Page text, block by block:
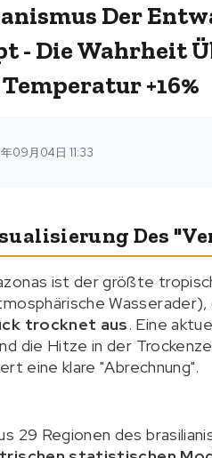
Der
- Die Wahrheit
Temperatur +16%
09月04日 11:33
Des
ist der größte
trocknet aus. Eine
die Hitze in der
eine klare "Abrechnung".
29 Regionen des